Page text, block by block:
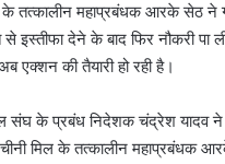
तत्कालीन महाप्रबंधक आरके सेठ ने
इस्तीफा देने के बाद फिर नौकरी
एक्शन की तैयारी हो रही है।
संघ के प्रबंध निदेशक चंद्रेश
मिल के तत्कालीन महाप्रबंधक